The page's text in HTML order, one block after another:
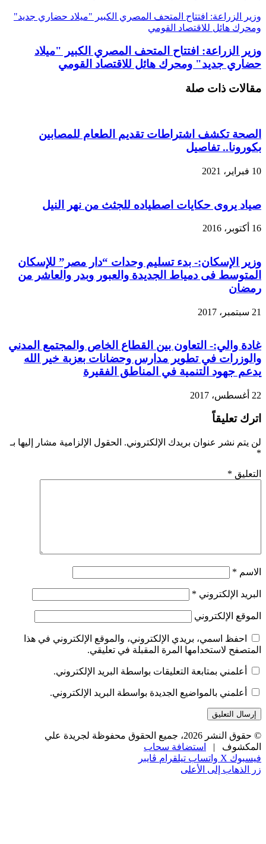
وزير الزراعة: افتتاح المتحف المصري الكبير "ميلاد حضاري جديد"
ومحرك هائل للاقتصاد القومي
وزير الزراعة: افتتاح المتحف المصري الكبير "ميلاد
حضاري جديد" ومحرك هائل للاقتصاد القومي
مقالات ذات صلة
الصحة تكشف اشتراطات تقديم الطعام للمصابين
بكورونا.. تفاصيل
10 فبراير، 2021
صياد يروى حكايات اصطياده للجثث من نهر النيل
16 أكتوبر، 2016
وزير الإسكان:- بدء تسليم وحدات “دار مصر” للإسكان
المتوسط فى دمياط الجديدة والعبور وبدر والعاشر من
رمضان
21 سبتمبر، 2017
غادة والي:- التعاون بين القطاع الخاص والمجتمع المدني
والوزرات في تطوير مدارس وحضانات بعزبة خير الله
يدعم جهود التنمية في المناطق الفقيرة
22 أغسطس، 2017
اترك تعليقاً
لن يتم نشر عنوان بريدك الإلكتروني. الحقول الإلزامية مشار إليها بـ
*
التعليق *
الاسم *
البريد الإلكتروني *
الموقع الإلكتروني
احفظ اسمي، بريدي الإلكتروني، والموقع الإلكتروني في هذا
المتصفح لاستخدامها المرة المقبلة في تعليقي.
أعلمني بمتابعة التعليقات بواسطة البريد الإلكتروني.
أعلمني بالمواضيع الجديدة بواسطة البريد الإلكتروني.
© حقوق النشر 2026، جميع الحقوق محفوظة لجريدة علي
المكشوف |
استضافة سحاب
فيسبوك ‫X واتساب تيلقرام ڤايبر
زر الذهاب إلى الأعلى